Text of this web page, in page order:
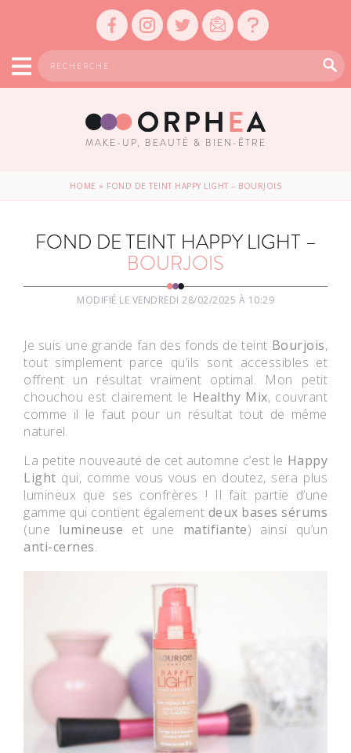
MAKE-UP, BEAUTÉ & BIEN-ÊTRE
HOME » FOND DE TEINT HAPPY LIGHT – BOURJOIS
FOND DE TEINT HAPPY LIGHT –
BOURJOIS
MODIFIÉ LE VENDREDI 28/02/2025 À 10:29
Je suis une grande fan des fonds de teint Bourjois,
tout simplement parce qu’ils sont accessibles et
offrent un résultat vraiment optimal. Mon petit
chouchou est clairement le Healthy Mix, couvrant
comme il le faut pour un résultat tout de même
naturel.
La petite nouveauté de cet automne c’est le Happy
Light qui, comme vous vous en doutez, sera plus
lumineux que ses confrères ! Il fait partie d’une
gamme qui contient également deux bases sérums
(une lumineuse et une matifiante) ainsi qu’un
anti-cernes.